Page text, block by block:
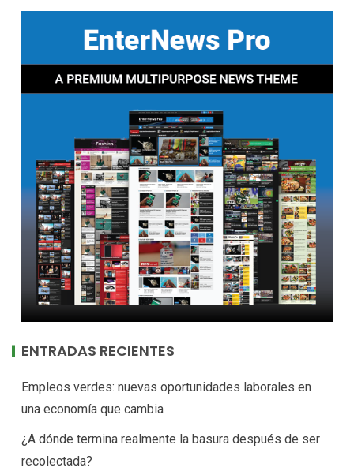
ENTRADAS RECIENTES
Empleos verdes: nuevas oportunidades laborales en
una economía que cambia
¿A dónde termina realmente la basura después de ser
recolectada?